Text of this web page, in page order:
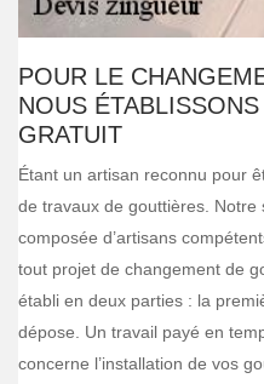
POUR LE
NOUS
GRATUIT
Étant un artisan reconnu pour
de travaux de gouttières.
composée d’artisans
tout projet de changement de
établi en deux parties : la
dépose. Un travail payé en
concerne l’installation de vos